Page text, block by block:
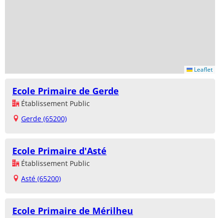
Leaflet
Ecole Primaire de Gerde
Établissement Public
Gerde (65200)
Ecole Primaire d'Asté
Établissement Public
Asté (65200)
Ecole Primaire de Mérilheu